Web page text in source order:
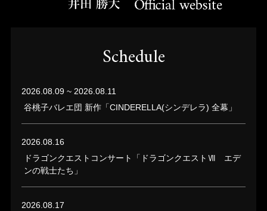
Schedule
2026.08.09 ~ 2026.08.11
谷桃子バレエ団 新作「CINDERELLA(シンデレラ) 全幕」
2026.08.16
ドラゴンクエストコンサート「ドラゴンクエストⅦ エデ
ンの戦士たち」
2026.08.17